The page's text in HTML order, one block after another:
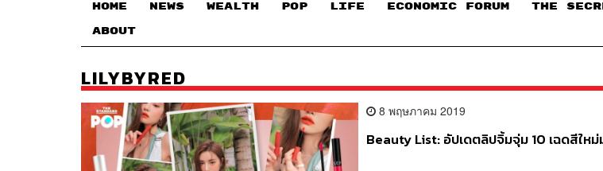
HOME NEWS WEALTH POP LIFE ECONOMIC FORUM THE
ABOUT
LILYBYRED
8 พฤษภาคม 2019
Beauty List: อัปเดตลิปจิ้มจุ่ม 10 เฉดสีใหม่